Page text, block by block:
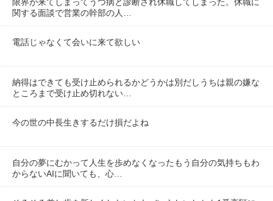
関する面談で営業の幹部の人…
電話じゃなくて会いに来て欲しい
納得はできても受け止められるかどうかは別だしうちは親の嫌な
ところまで受け止め切れない…
今の世の中長生きするだけ損だよね
自分の夢にむかって人生を歩めなくなったもう自分の気持ちもわ
からないAIに聞いても、心…